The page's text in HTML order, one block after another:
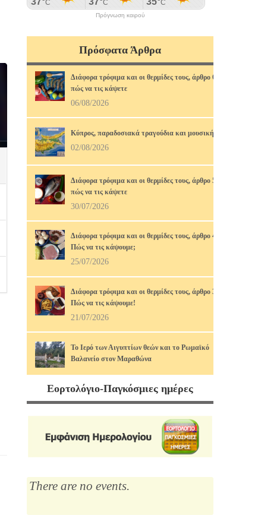
Πρόγνωση καιρού
Πρόσφατα Άρθρα
Διάφορα τρόφιμα και οι θερμίδες τους, άρθρο 6ο,
πώς να τις κάψετε
06/08/2026
Κύπρος, παραδοσιακά τραγούδια και μουσική
02/08/2026
Διάφορα τρόφιμα και οι θερμίδες τους, άρθρο 5ο,
πώς να τις κάψετε
30/07/2026
Διάφορα τρόφιμα και οι θερμίδες τους, άρθρο 4ο.
Πώς να τις κάψουμε;
25/07/2026
Διάφορα τρόφιμα και οι θερμίδες τους, άρθρο 3ο.
Πώς να τις κάψουμε!
21/07/2026
Το Ιερό των Αιγυπτίων θεών και το Ρωμαϊκό
Βαλανείο στον Μαραθώνα
17/07/2026
Διάφορα τρόφιμα και οι θερμίδες τους, άρθρο 2ο.
Πώς να τις κάψουμε!
Μαρία Κάλλας, η αιώνια: οι ωραιότερες άριες
Εορτολόγιο-Παγκόσμιες ημέρες
There are no events.